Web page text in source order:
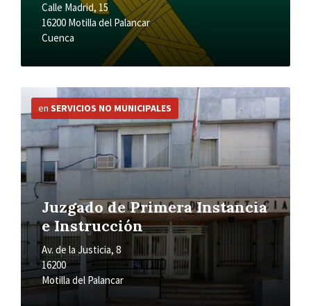
Calle Madrid, 15
16200 Motilla del Palancar
Cuenca
Juzgado de Primera Instancia
e Instrucción
Av. de la Justicia, 8
16200
Motilla del Palancar
en SERVICIOS NO MUNICIPALES
información